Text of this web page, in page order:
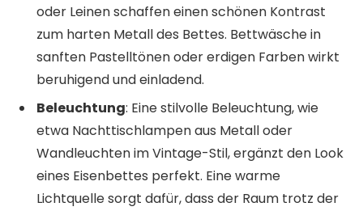
oder Leinen schaffen einen schönen Kontrast
zum harten Metall des Bettes. Bettwäsche in
sanften Pastelltönen oder erdigen Farben wirkt
beruhigend und einladend.
Beleuchtung: Eine stilvolle Beleuchtung, wie
etwa Nachttischlampen aus Metall oder
Wandleuchten im Vintage-Stil, ergänzt den Look
eines Eisenbettes perfekt. Eine warme
Lichtquelle sorgt dafür, dass der Raum trotz der